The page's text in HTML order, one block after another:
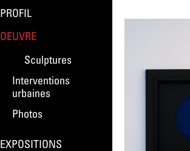
PROFIL
OEUVRE
Sculptures
Interventions
urbaines
Photos
EXPOSITIONS